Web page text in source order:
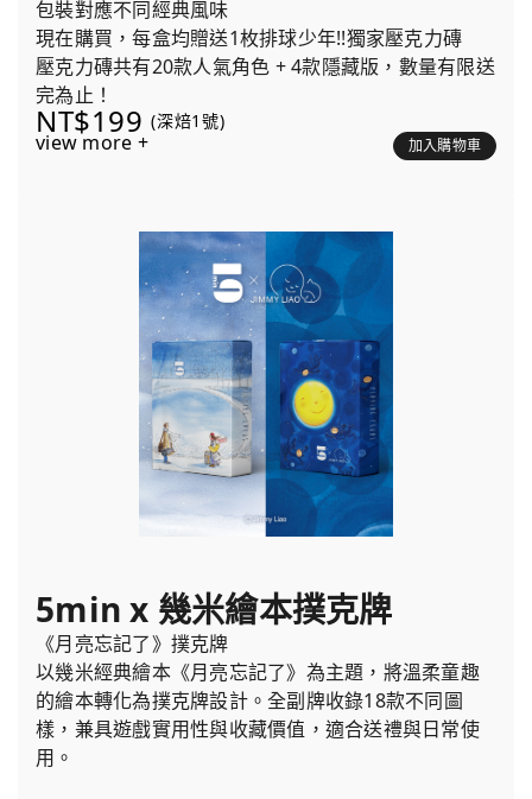
包裝對應不同經典風味
現在購買，每盒均贈送1枚排球少年!!獨家壓克力磚
壓克力磚共有20款人氣角色 + 4款隱藏版，數量有限送
完為止！
NT$199 (深焙1號)
view more + 加入購物車
5min x 幾米繪本撲克牌
《月亮忘記了》撲克牌
以幾米經典繪本《月亮忘記了》為主題，將溫柔童趣
的繪本轉化為撲克牌設計。全副牌收錄18款不同圖
樣，兼具遊戲實用性與收藏價值，適合送禮與日常使
用。